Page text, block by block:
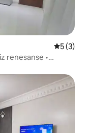
5 (3)
renesanse •